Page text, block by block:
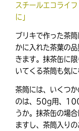
スチールエコライ
に」
ブリキで作った茶
かに入れた茶葉の
きます。抹茶缶に
いてくる茶筒も気に
茶筒には、いくつ
のは、50g用、
うか。抹茶缶の場
ますし、茶筒入り